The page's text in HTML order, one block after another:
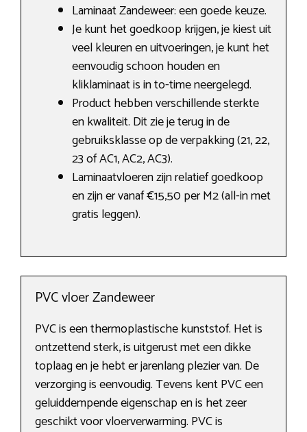
Laminaat Zandeweer: een goede keuze.
Je kunt het goedkoop krijgen, je kiest uit
veel kleuren en uitvoeringen, je kunt het
eenvoudig schoon houden en
kliklaminaat is in to-time neergelegd.
Product hebben verschillende sterkte
en kwaliteit. Dit zie je terug in de
gebruiksklasse op de verpakking (21, 22,
23 of AC1, AC2, AC3).
Laminaatvloeren zijn relatief goedkoop
en zijn er vanaf €15,50 per M2 (all-in met
gratis leggen).
PVC vloer Zandeweer
PVC is een thermoplastische kunststof. Het is
ontzettend sterk, is uitgerust met een dikke
toplaag en je hebt er jarenlang plezier van. De
verzorging is eenvoudig. Tevens kent PVC een
geluiddempende eigenschap en is het zeer
geschikt voor vloerverwarming. PVC is